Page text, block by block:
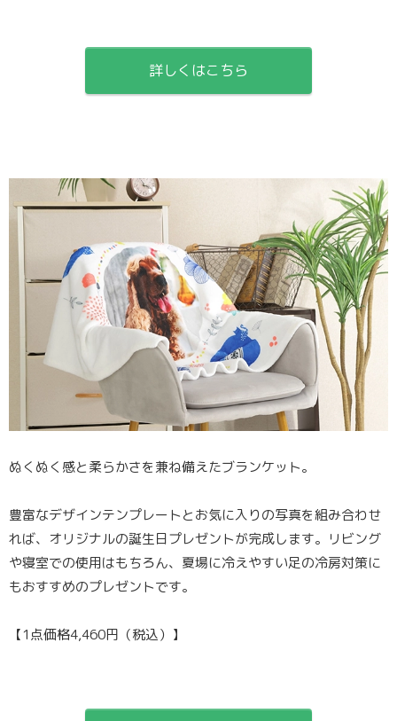
詳しくはこちら
ぬくぬく感と柔らかさを兼ね備えたブランケット。
豊富なデザインテンプレートとお気に入りの写真を組み合わせ
れば、オリジナルの誕生日プレゼントが完成します。リビング
や寝室での使用はもちろん、夏場に冷えやすい足の冷房対策に
もおすすめのプレゼントです。
【1点価格4,460円（税込）】